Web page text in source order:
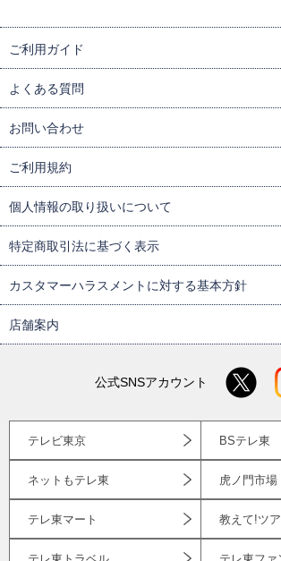
ご利用ガイド
よくある質問
お問い合わせ
ご利用規約
個人情報の取り扱いについて
特定商取引法に基づく表示
カスタマーハラスメントに対する基本方針
店舗案内
公式SNSアカウント
テレビ東京 BSテレ東
ネットもテレ東 虎ノ門市場
テレ東マート 教えて!ツ